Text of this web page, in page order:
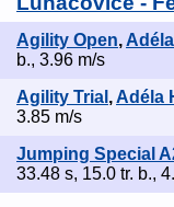
Agility Open,
b., 3.96 m/s
Agility Trial ,Adéla
3.85 m/s
Jumping Special
33.48 s, 15.0 tr. b.,